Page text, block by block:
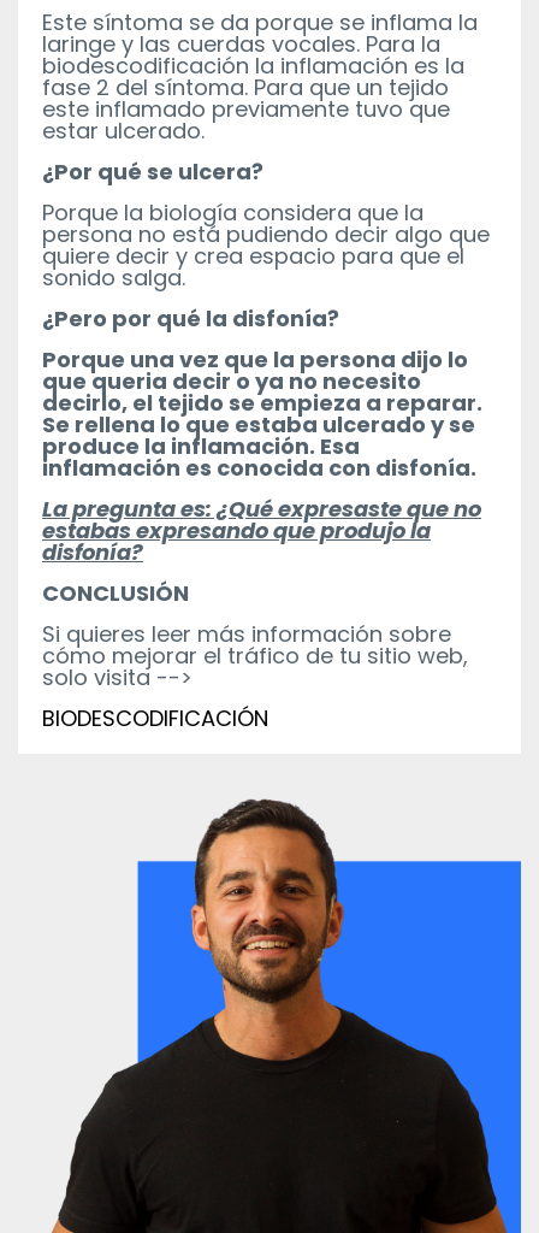
Este síntoma se da porque se inflama la
laringe y las cuerdas vocales. Para la
biodescodificación la inflamación es la
fase 2 del síntoma. Para que un tejido
este inflamado previamente tuvo que
estar ulcerado.
¿Por qué se ulcera?
Porque la biología considera que la
persona no está pudiendo decir algo que
quiere decir y crea espacio para que el
sonido salga.
¿Pero por qué la disfonía?
Porque una vez que la persona dijo lo
que queria decir o ya no necesito
decirlo, el tejido se empieza a reparar.
Se rellena lo que estaba ulcerado y se
produce la inflamación. Esa
inflamación es conocida con disfonía.
La pregunta es: ¿Qué expresaste que no
estabas expresando que produjo la
disfonía?
CONCLUSIÓN
Si quieres leer más información sobre
cómo mejorar el tráfico de tu sitio web,
solo visita -->
BIODESCODIFICACIÓN